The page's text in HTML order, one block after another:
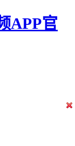
APP官